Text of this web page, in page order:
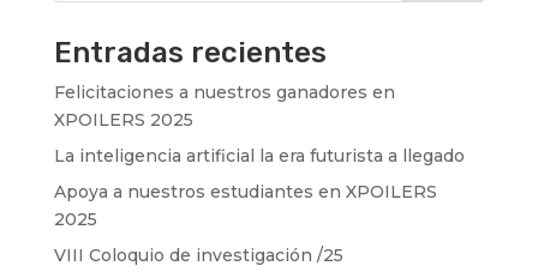
Entradas recientes
Felicitaciones a nuestros ganadores en
XPOILERS 2025
La inteligencia artificial la era futurista a llegado
Apoya a nuestros estudiantes en XPOILERS
2025
VIII Coloquio de investigación /25